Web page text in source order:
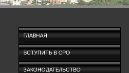
ГЛАВНАЯ
ВСТУПИТЬ В СРО
ЗАКОНОДАТЕЛЬСТВО